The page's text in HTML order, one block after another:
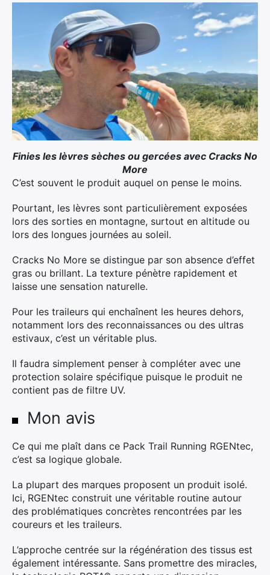
Finies les lèvres sèches ou gercées avec Cracks No
More
C’est souvent le produit auquel on pense le moins.
Pourtant, les lèvres sont particulièrement exposées
lors des sorties en montagne, surtout en altitude ou
lors des longues journées au soleil.
Cracks No More se distingue par son absence d’effet
gras ou brillant. La texture pénètre rapidement et
laisse une sensation naturelle.
Pour les traileurs qui enchaînent les heures dehors,
notamment lors des reconnaissances ou des ultras
estivaux, c’est un véritable plus.
Il faudra simplement penser à compléter avec une
protection solaire spécifique puisque le produit ne
contient pas de filtre UV.
Mon avis
Ce qui me plaît dans ce Pack Trail Running RGENtec,
c’est sa logique globale.
La plupart des marques proposent un produit isolé.
Ici, RGENtec construit une véritable routine autour
des problématiques concrètes rencontrées par les
coureurs et les traileurs.
L’approche centrée sur la régénération des tissus est
également intéressante. Sans promettre des miracles,
Rechercher